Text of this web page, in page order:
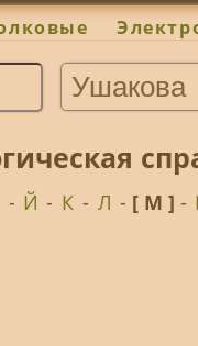
- Й - К - Л - [ М ] -